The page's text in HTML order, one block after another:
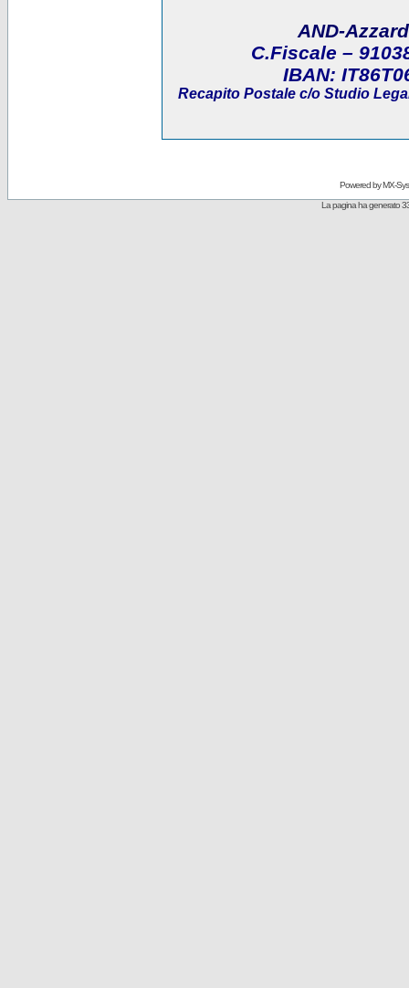
AND-
C.Fiscale –
IBAN:
Recapito Postale c/o Studio
Powered byMX-
La pagina ha generato